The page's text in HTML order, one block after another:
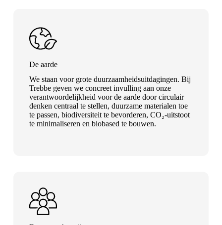
De aarde
We staan voor grote duurzaamheidsuitdagingen. Bij
Trebbe geven we concreet invulling aan onze
verantwoordelijkheid voor de aarde door circulair
denken centraal te stellen, duurzame materialen toe
te passen, biodiversiteit te bevorderen, CO₂-uitstoot
te minimaliseren en biobased te bouwen.